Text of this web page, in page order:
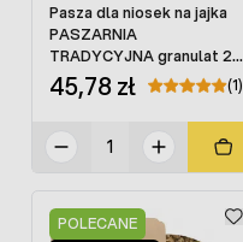
Pasza dla niosek na jajka
PASZARNIA
TRADYCYJNA granulat 20
kg
45,78 zł (1)
POLECANE